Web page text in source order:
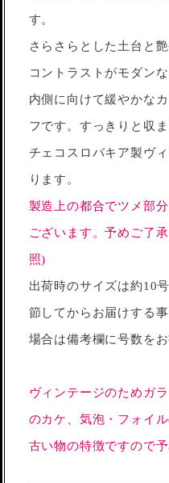
す。
さらさらとした土台と
コントラストがモダンな
内側に向けて緩やかな
フです。すっきりと収
チェコスロバキア製ヴ
ります。
製造上の都合でツメ部
ございます。予めご了
照)
出荷時のサイズは約10
節してからお届けする
場合は備考欄に号数を
ヴィンテージのためガ
のカケ、気泡・フォイ
古い物の特徴ですので